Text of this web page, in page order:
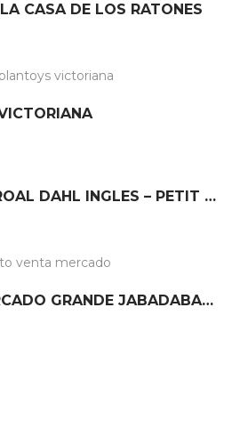
CASA DE LOS RATONES
JUEGO ¿QUIÉN ES? ROAL DAHL INGLES – PETIT COLLAGE
PUESTO VENTA MERCADO GRANDE JABADABADO